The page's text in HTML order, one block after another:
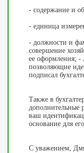
- содержание и
- единица
- должности и
совершение
ее оформления; -
позволяющие
подписал
Также в
дополнительные
ваш
основание для
С уважением,